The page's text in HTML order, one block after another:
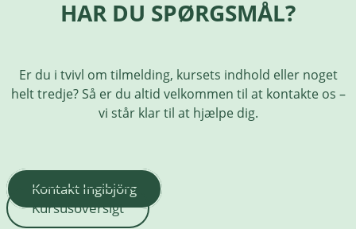
HAR DU SPØRGSMÅL?
Er du i tvivl om tilmelding, kursets indhold eller noget
helt tredje? Så er du altid velkommen til at kontakte os –
vi står klar til at hjælpe dig.
Kontakt Ingibjörg
Kursusoversigt